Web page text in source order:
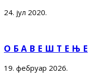
24. јул 2020.
О Б А В Е Ш Т Е Њ Е
19. фебруар 2026.